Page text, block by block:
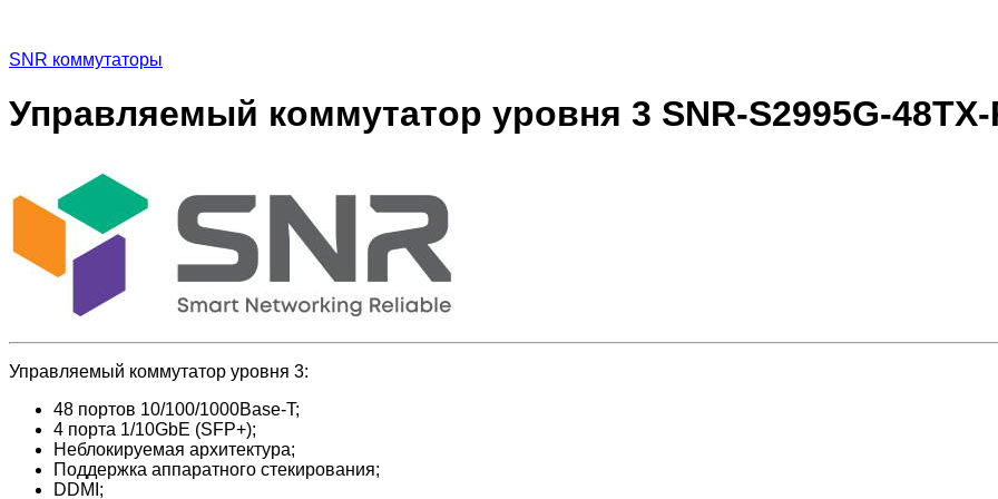
SNR коммутаторы
Управляемый коммутатор уровня 3 SNR-S2995G-48TX-
Управляемый коммутатор уровня 3:
48 портов 10/100/1000Base-T;
4 порта 1/10GbE (SFP+);
Неблокируемая архитектура;
Поддержка аппаратного стекирования;
DDMI;